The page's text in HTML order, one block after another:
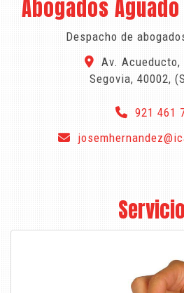
Abogados
Despacho de
Av. Acueducto,
Segovia, 40002,
921 461
josemhernandez